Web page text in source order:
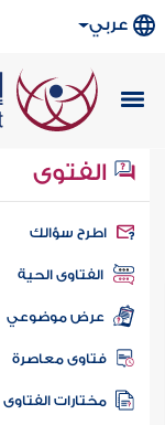
عربي
الفتوى
سؤالك
الفتاوى الحية
عرض موضوعي
فتاوى معاصرة